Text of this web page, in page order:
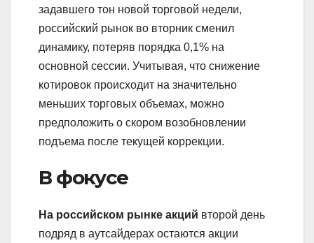
задавшего тон новой торговой недели,
российский рынок во вторник сменил
динамику, потеряв порядка 0,1% на
основной сессии. Учитывая, что снижение
котировок происходит на значительно
меньших торговых объемах, можно
предположить о скором возобновлении
подъема после текущей коррекции.
В фокусе
На российском рынке акций второй день
подряд в аутсайдерах остаются акции